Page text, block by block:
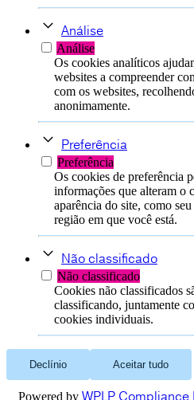
Análise
Análise
Os cookies analíticos
websites a compreender
com os websites,
anonimamente.
Preferência
Preferência
Os cookies de preferência
informações que alteram o
aparência do site, como
região em que você está.
Não classificado
Não classificado
Cookies não classificados
classificando, juntamente
cookies individuais.
Declínio Aceitar tudo
Powered by